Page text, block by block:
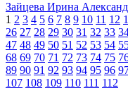
Зайцева Ирина
1 2 3 4 5 6 7 8 9 10 11 12
26 27 28 29 30 31 32 33
47 48 49 50 51 52 53 54
68 69 70 71 72 73 74 75
89 90 91 92 93 94 95 96
107 108 109 110 111 112